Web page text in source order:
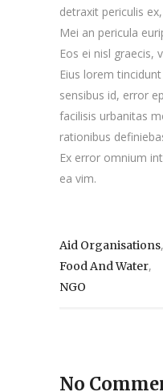
detraxit periculis
Mei an pericula
Eos ei nisl graecis,
Eius lorem
sensibus id, error
facilisis urbanitas
rationibus
Ex error omnium
ea vim.
Aid Organisations,
Food And Water,
NGO
No